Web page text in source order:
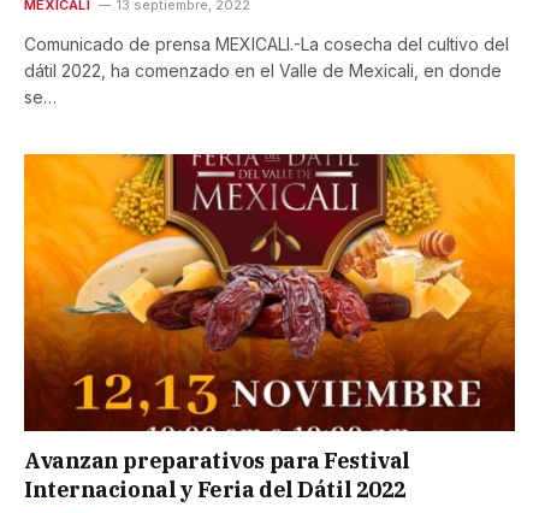
MEXICALI 13 septiembre, 2022
Comunicado de prensa MEXICALI.-La cosecha del cultivo del
dátil 2022, ha comenzado en el Valle de Mexicali, en donde
se…
Avanzan preparativos para Festival
Internacional y Feria del Dátil 2022